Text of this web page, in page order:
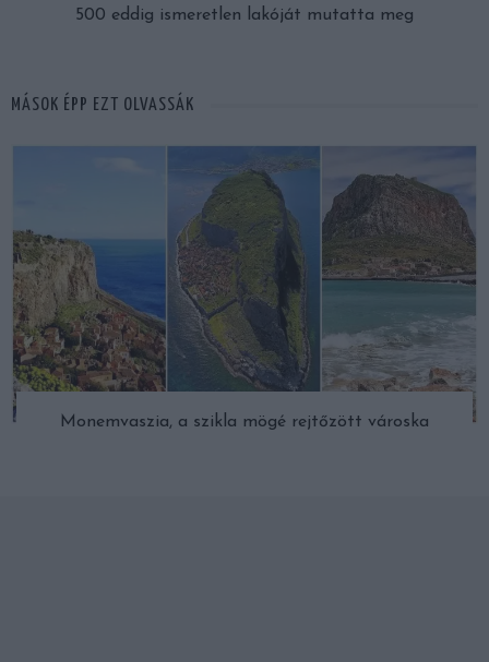
500 eddig ismeretlen lakóját mutatta meg
MÁSOK ÉPP EZT OLVASSÁK
Monemvaszia, a szikla mögé rejtőzött városka